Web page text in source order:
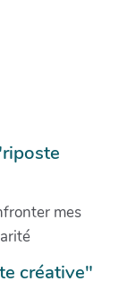
mes
créative"